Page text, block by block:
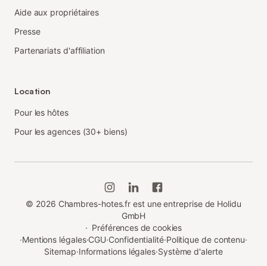
Aide aux propriétaires
Presse
Partenariats d'affiliation
Location
Pour les hôtes
Pour les agences (30+ biens)
© 2026 Chambres-hotes.fr est une entreprise de Holidu
GmbH
· Préférences de cookies
·Mentions légales·CGU·Confidentialité·Politique de contenu·
Sitemap·Informations légales·Système d'alerte